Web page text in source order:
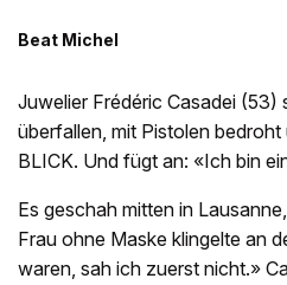
Beat Michel
Juwelier Frédéric Casadei
überfallen, mit Pistolen
BLICK. Und fügt an: «Ich bin
Es geschah mitten in
Frau ohne Maske klingelte an
waren, sah ich zuerst nicht.»